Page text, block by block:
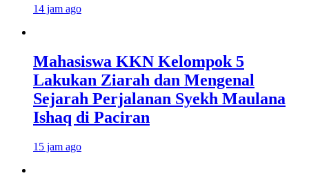
14 jam ago
Mahasiswa KKN Kelompok 5
Lakukan Ziarah dan Mengenal
Sejarah Perjalanan Syekh Maulana
Ishaq di Paciran
15 jam ago